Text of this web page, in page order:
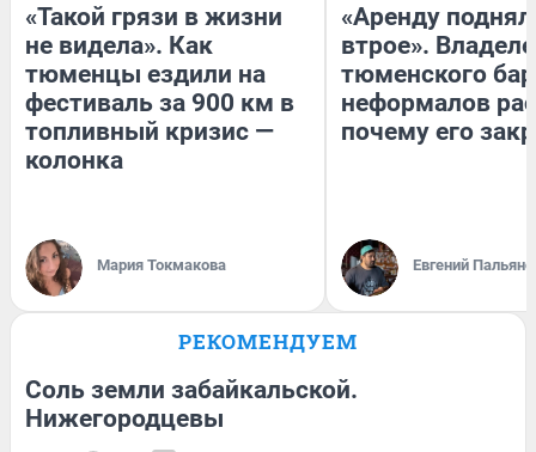
«Такой грязи в жизни
не видела». Как
тюменцы ездили на
фестиваль за 900 км в
топливный кризис —
колонка
Мария Токмакова
«Аренду
втрое».
тюменского
неформалов
почему его
Евгений
РЕКОМЕНДУЕМ
Соль земли забайкальской.
Нижегородцевы